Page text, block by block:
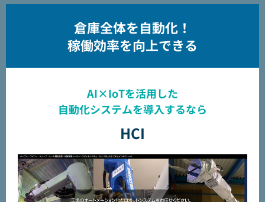
倉庫全体を自動化！
稼働効率を向上できる
AI×IoTを活用した
自動化システムを導入するなら
HCI